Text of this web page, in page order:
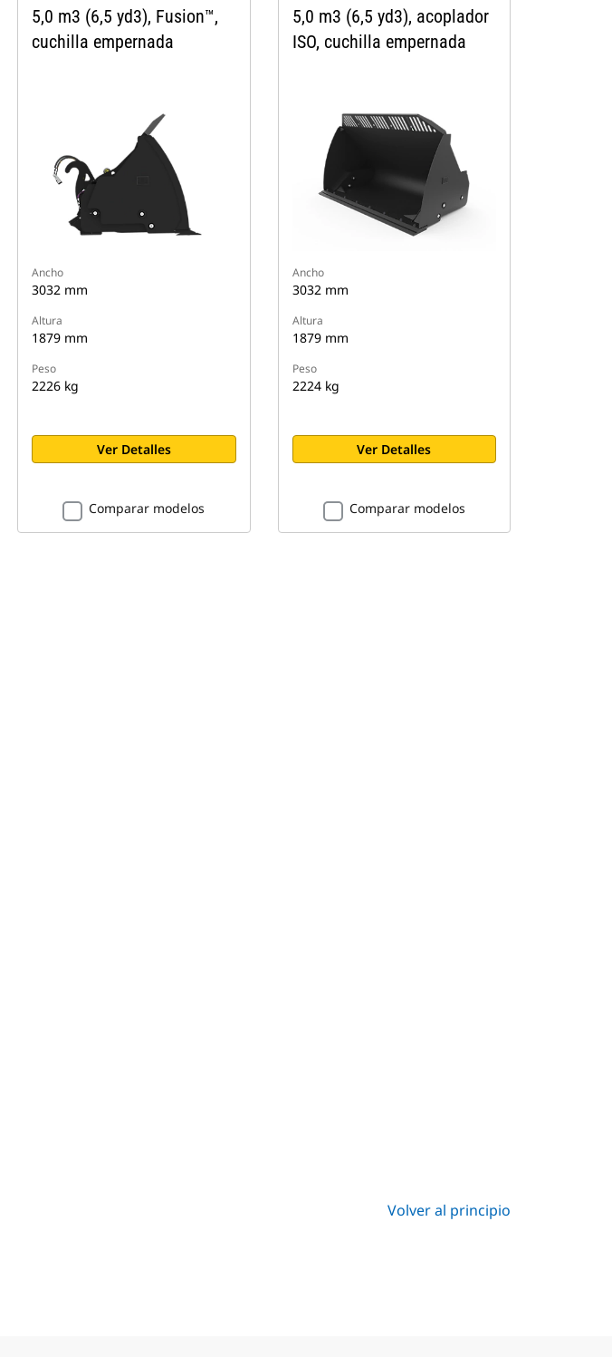
5,0 m3 (6,5 yd3), Fusion™,
cuchilla empernada
Ancho
3032 mm
Altura
1879 mm
Peso
2226 kg
Ver Detalles
Comparar modelos
5,0 m3 (6,5 yd3), acoplador
ISO, cuchilla empernada
Ancho
3032 mm
Altura
1879 mm
Peso
2224 kg
Ver Detalles
Comparar modelos
Volver al principio